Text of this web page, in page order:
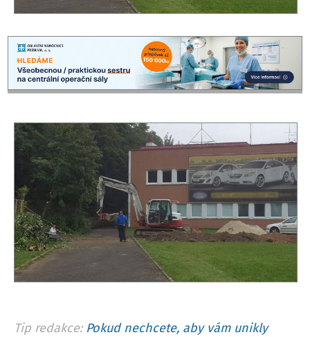
Tip redakce: Pokud nechcete, aby vám unikly